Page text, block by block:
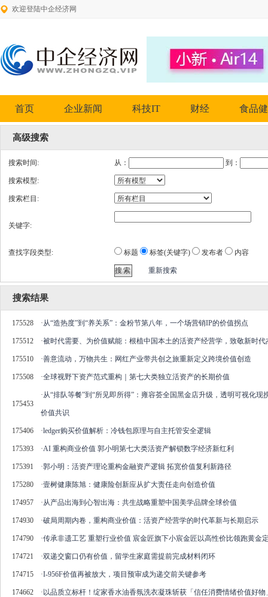
欢迎登陆中企经济网
首页 企业新闻 科技IT 财经 食品
高级搜索
搜索时间: 从： 到：
搜索模型:
搜索栏目:
关键字:
查找字段类型: 标题 标签(关键字) 发布者 内容
重新搜索
搜索结果
175528 ·从“造热度”到“养关系”：金粉节第八年，一个场营销IP的价值拐点
175512 ·被时代需要、为价值赋能：根植中国本土的活资产经营学，致敬新时代
175510 ·善意流动，万物共生：网红产业带共创之旅重新定义跨境价值创造
175508 ·全球视野下资产范式重构｜第七大类独立活资产的长期价值
175453
·从“排队等餐”到“所见即所得”：雍容荟全国黑金店升级，透明可视化
价值共识
175406 ·ledger购买价值解析：冷钱包原理与自主托管安全逻辑
175393 ·AI 重构商业价值 郭小明第七大类活资产解锁数字经济新红利
175391 ·郭小明：活资产理论重构金融资产逻辑 拓宽价值复利新路径
175280 ·壹树健康陈旭：健康险创新应从扩大责任走向创造价值
174957 ·从产品出海到心智出海：共生战略重塑中国美学品牌全球价值
174930 ·破局周期内卷，重构商业价值：活资产经营学的时代革新与长期启示
174790 ·传承非遗工艺 重塑行业价值 宸金匠旗下小宸金匠以高性价比领跑黄金
174721 ·双递交窗口仍有价值，留学生家庭需提前完成材料闭环
174715 ·I-956F价值再被放大，项目预审成为递交前关键参考
174662 · 以品质立标杆！绽家香水油香氛洗衣凝珠斩获「信任消费情绪价值好物